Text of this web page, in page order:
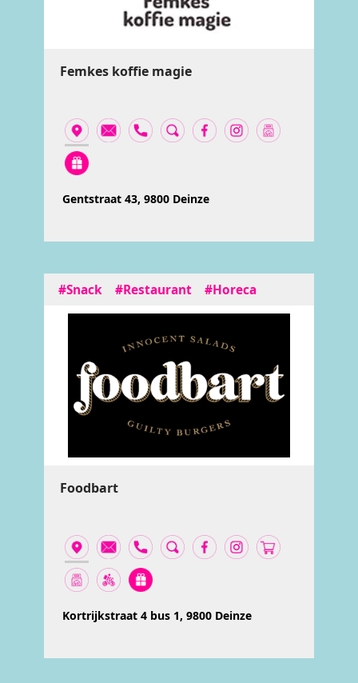
Femkes koffie magie
Gentstraat 43, 9800 Deinze
#Snack #Restaurant #Horeca
Foodbart
Kortrijkstraat 4 bus 1, 9800 Deinze